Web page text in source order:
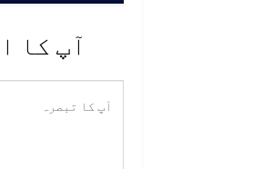
آپ کا